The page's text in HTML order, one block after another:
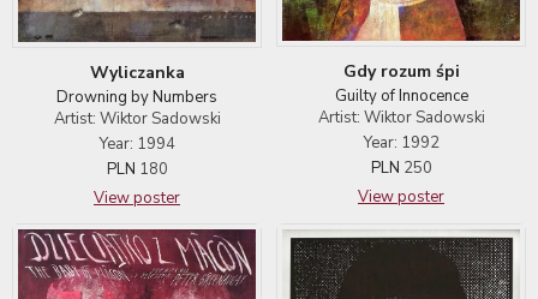
Wyliczanka
Drowning by Numbers
Artist: Wiktor Sadowski
Year: 1994
PLN 180
View poster
Gdy rozum śpi
Guilty of Innocence
Artist: Wiktor Sadowski
Year: 1992
PLN 250
View poster